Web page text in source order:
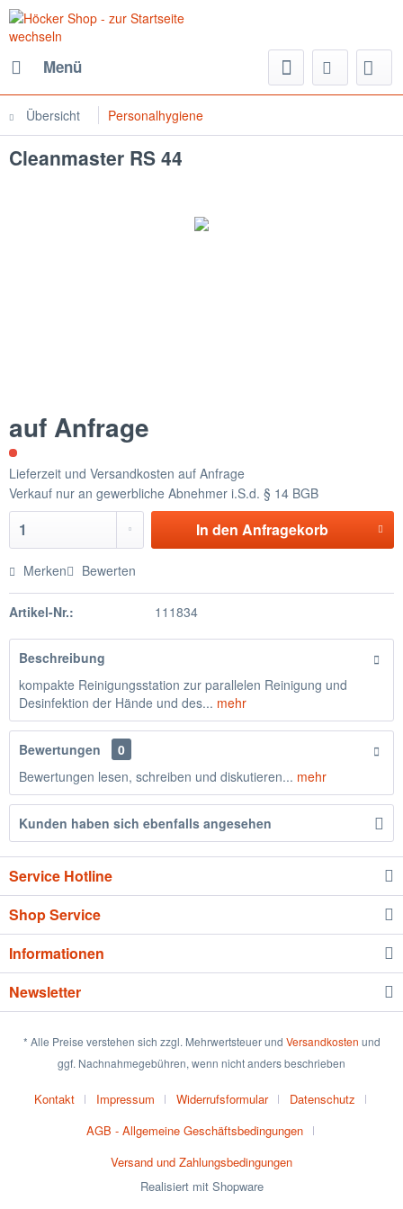
Menü
Übersicht Personalhygiene
Cleanmaster RS 44
auf Anfrage
Lieferzeit und Versandkosten auf Anfrage
Verkauf nur an gewerbliche Abnehmer i.S.d. § 14 BGB
In den Anfragekorb
Merken Bewerten
Artikel-Nr.: 111834
Beschreibung
kompakte Reinigungsstation zur parallelen Reinigung und
Desinfektion der Hände und des... mehr
Bewertungen
0
Bewertungen lesen, schreiben und diskutieren... mehr
Kunden haben sich ebenfalls angesehen
Service Hotline
Shop Service
Informationen
Newsletter
* Alle Preise verstehen sich zzgl. Mehrwertsteuer und Versandkosten und
ggf. Nachnahmegebühren, wenn nicht anders beschrieben
Kontakt Impressum Widerrufsformular
Datenschutz
AGB - Allgemeine Geschäftsbedingungen
Versand und Zahlungsbedingungen
Realisiert mit Shopware